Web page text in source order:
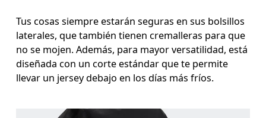
Tus cosas siempre estarán seguras en sus bolsillos
laterales, que también tienen cremalleras para que
no se mojen. Además, para mayor versatilidad, está
diseñada con un corte estándar que te permite
llevar un jersey debajo en los días más fríos.